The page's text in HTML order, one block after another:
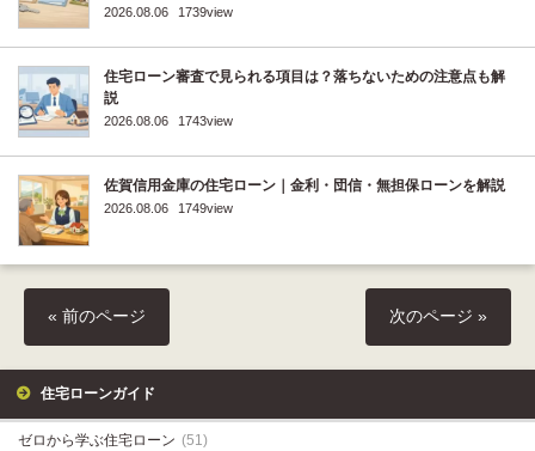
2026.08.06 1739view
住宅ローン審査で見られる項目は？落ちないための注意点も解
説
2026.08.06 1743view
佐賀信用金庫の住宅ローン｜金利・団信・無担保ローンを解説
2026.08.06 1749view
« 前のページ 次のページ »
住宅ローンガイド
ゼロから学ぶ住宅ローン (51)